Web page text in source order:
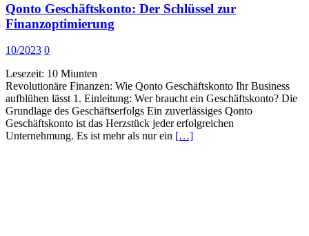
Qonto Geschäftskonto: Der Schlüssel zur
Finanzoptimierung
10/2023 0
Lesezeit: 10 Miunten
Revolutionäre Finanzen: Wie Qonto Geschäftskonto Ihr Business
aufblühen lässt 1. Einleitung: Wer braucht ein Geschäftskonto? Die
Grundlage des Geschäftserfolgs Ein zuverlässiges Qonto
Geschäftskonto ist das Herzstück jeder erfolgreichen
Unternehmung. Es ist mehr als nur ein […]